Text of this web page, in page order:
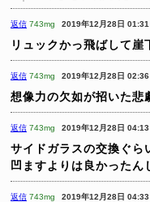
返信 743mg 2019年12月28日 01:31
リュックかっ飛ばして崖
返信 743mg 2019年12月28日 02:36
想像力の欠如が招いた悲
返信 743mg 2019年12月28日 04:13
サイドガラスの交換ぐら
凹ますよりは良かったん
返信 743mg 2019年12月28日 04:33